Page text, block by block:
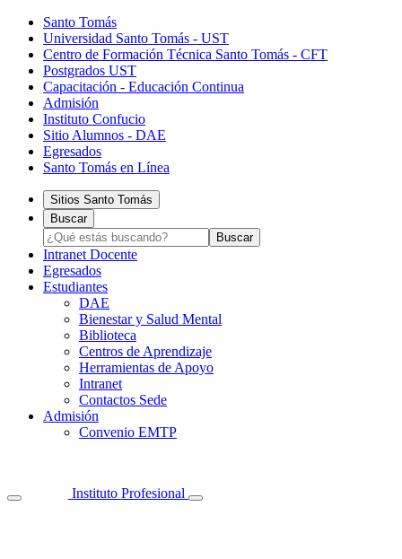
Santo Tomás
Universidad Santo Tomás - UST
Centro de Formación Técnica Santo Tomás - CFT
Postgrados UST
Capacitación - Educación Continua
Admisión
Instituto Confucio
Sitio Alumnos - DAE
Egresados
Santo Tomás en Línea
Sitios Santo Tomás
Buscar
Intranet Docente
Egresados
Estudiantes
DAE
Bienestar y Salud Mental
Biblioteca
Centros de Aprendizaje
Herramientas de Apoyo​
Intranet
Contactos Sede
Admisión
Convenio EMTP
Instituto Profesional